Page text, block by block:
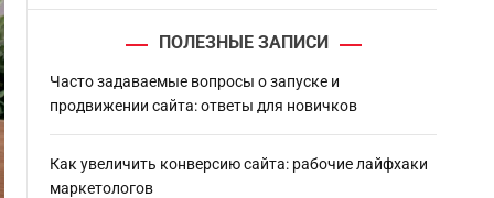
ПОЛЕЗНЫЕ ЗАПИСИ
Часто задаваемые вопросы о запуске и
продвижении сайта: ответы для новичков
Как увеличить конверсию сайта: рабочие лайфхаки
маркетологов